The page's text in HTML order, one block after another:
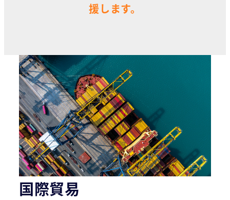
援します。
国際貿易